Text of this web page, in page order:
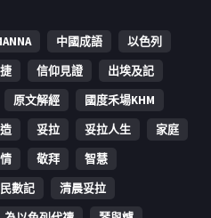
中國成語
以色列
信仰見證
出埃及記
原文解經
國度禾場KHM
妥拉 妥拉人生
家庭
敬拜
智慧
民數記
清晨妥拉